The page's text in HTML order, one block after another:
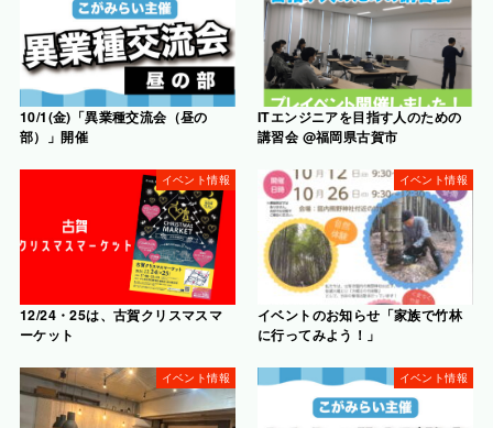
10/1(金)「異業種交流会（昼の
部）」開催
ITエンジニアを目指す人のための
講習会 @福岡県古賀市
イベント情報
12/24・25は、古賀クリスマスマ
ーケット
イベント情報
イベントのお知らせ「家族で竹林
に行ってみよう！」
イベント情報 イベント情報